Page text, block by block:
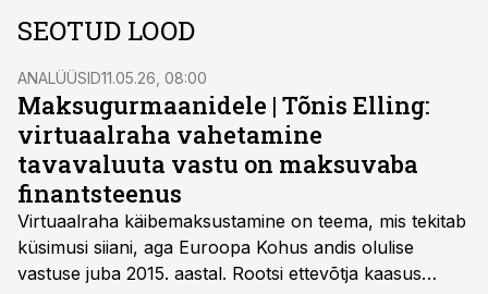
SEOTUD LOOD
ANALÜÜSID11.05.26, 08:00
Maksugurmaanidele | Tõnis Elling:
virtuaalraha vahetamine
tavavaluuta vastu on maksuvaba
finantsteenus
Virtuaalraha käibemaksustamine on teema, mis tekitab
küsimusi siiani, aga Euroopa Kohus andis olulise
vastuse juba 2015. aastal. Rootsi ettevõtja kaasus